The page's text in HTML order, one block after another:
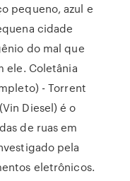
pequeno, azul e
cidade
do mal que
ele. Coletânia
- Torrent
Diesel) é o
de ruas em
pela
eletrônicos.